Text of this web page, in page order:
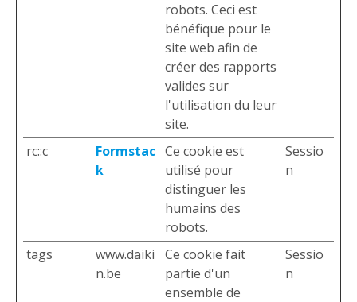
robots. Ceci est
bénéfique pour le
site web afin de
créer des rapports
valides sur
l'utilisation du leur
site.
rc::c
Formstac
k
Ce cookie est
utilisé pour
distinguer les
humains des
robots.
Sessio
n
tags
www.daiki
n.be
Ce cookie fait
partie d'un
ensemble de
Sessio
n